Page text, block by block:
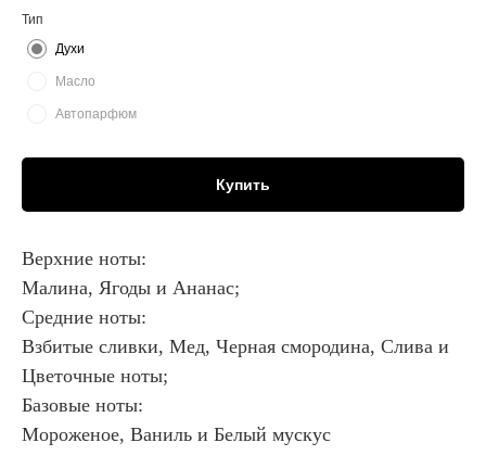
Тип
Духи
Масло
Автопарфюм
Купить
Верхние ноты:
Малина, Ягоды и Ананас;
Средние ноты:
Взбитые сливки, Мед, Черная смородина, Слива и
Цветочные ноты;
Базовые ноты:
Мороженое, Ваниль и Белый мускус